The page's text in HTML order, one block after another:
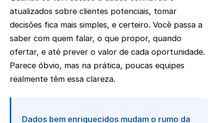
atualizados sobre clientes potenciais, tomar
decisões fica mais simples, e certeiro. Você passa a
saber com quem falar, o que propor, quando
ofertar, e até prever o valor de cada oportunidade.
Parece óbvio, mas na prática, poucas equipes
realmente têm essa clareza.
Dados bem enriquecidos mudam o rumo da